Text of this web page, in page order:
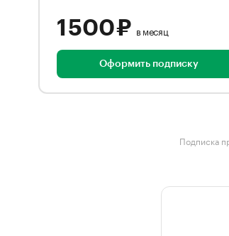
1 500 ₽ в месяц
Оформить подписку
Подписка